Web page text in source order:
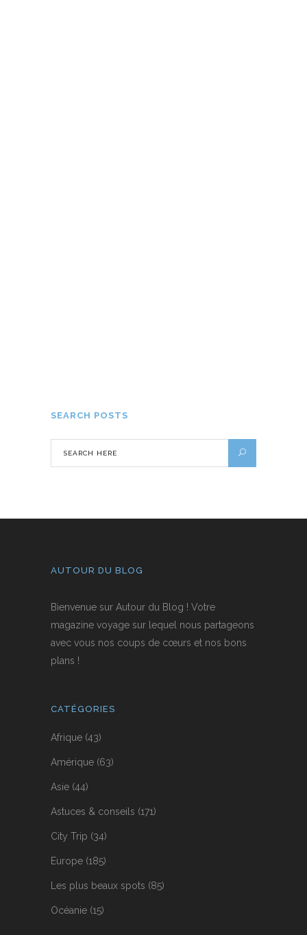
SEARCH POSTS
AUTOUR DU BLOG
Bienvenue sur Autour du Blog ! Votre
magazine voyage sur lequel nous partageons
avec vous nos coups de cœurs et nos bons
plans !
CATÉGORIES
Afrique (43)
Amérique (63)
Asie (44)
Astuces & conseils (171)
City Trip (34)
Europe (185)
Les plus beaux spots (85)
Océanie (15)